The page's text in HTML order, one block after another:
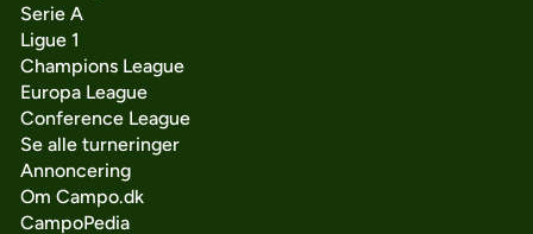
Serie A
Ligue 1
Champions League
Europa League
Conference League
Se alle turneringer
Annoncering
Om Campo.dk
CampoPedia